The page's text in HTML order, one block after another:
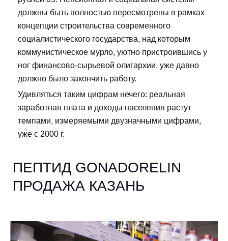
должны быть полностью пересмотрены в рамках
концепции строительства современного
социалистического государства, над которым
коммунистическое мурло, уютно пристроившись у
ног финансово-сырьевой олигархии, уже давно
должно было закончить работу.
Удивляться таким цифрам нечего: реальная
заработная плата и доходы населения растут
темпами, измеряемыми двузначными цифрами,
уже с 2000 г.
ПЕПТИД GONADORELIN
ПРОДАЖА КАЗАНЬ